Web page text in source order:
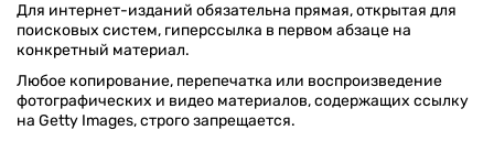
Для интернет-изданий обязательна прямая, открытая для
поисковых систем, гиперссылка в первом абзаце на
конкретный материал.
Любое копирование, перепечатка или воспроизведение
фотографических и видео материалов, содержащих ссылку
на Getty Images, строго запрещается.